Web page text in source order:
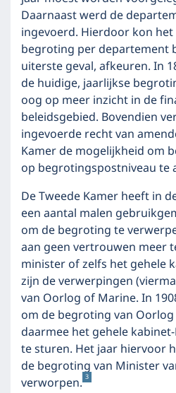
Daarnaast werd de
ingevoerd. Hierdoor kon
begroting per departement
uiterste geval, afkeuren. In
de huidige, jaarlijkse
oog op meer inzicht in de
beleidsgebied. Bovendien
ingevoerde recht van
Kamer de mogelijkheid om
op begrotingspostniveau te
De Tweede Kamer heeft in
een aantal malen
om de begroting te
aan geen vertrouwen meer
minister of zelfs het gehele
zijn de verwerpingen
van Oorlog of Marine. In
om de begroting van
daarmee het gehele
te sturen. Het jaar hiervoor
de begroting van Minister
verworpen. 3